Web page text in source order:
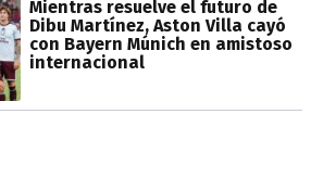
Mientras resuelve el futuro de
Dibu Martínez, Aston Villa cayó
con Bayern Múnich en amistoso
internacional